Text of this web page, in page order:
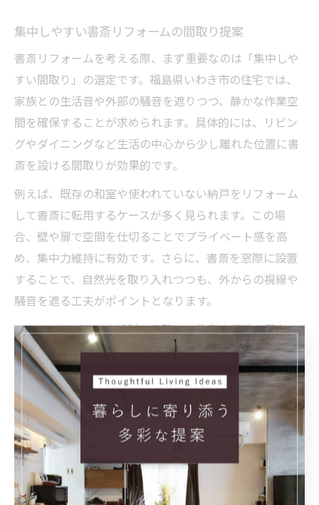
集中しやすい書斎リフォームの間取り提案
書斎リフォームを考える際、まず重要なのは「集中しや
すい間取り」の選定です。福島県いわき市の住宅では、
家族との生活音や外部の騒音を遮りつつ、静かな作業空
間を確保することが求められます。具体的には、リビン
グやダイニングなど生活の中心から少し離れた位置に書
斎を設ける間取りが効果的です。
例えば、既存の和室や使われていない納戸をリフォーム
して書斎に転用するケースが多く見られます。この場
合、壁や扉で空間を仕切ることでプライベート感を高
め、集中力維持に有効です。さらに、書斎を窓際に設置
することで、自然光を取り入れつつも、外からの視線や
騒音を遮る工夫がポイントとなります。
リフォームプランを検討する際は、住宅の構造や既存の
間取りを活かしながら、生活動線や家族構成に合わせて
最適な位置を選ぶことが大切です。特に在宅ワークが増
加している現在、長時間快適に過ごせる空間設計が求め
られています。
リフォームでワークスペースを快適に整備
書斎リフォームの際、快適なワークスペース整備には断